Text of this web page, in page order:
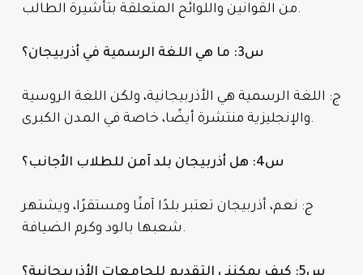
من القوانين واللوائح المتعلقة بتأشيرة الطالب.
س3: ما هي اللغة الرسمية في أذربيجان؟
ج: اللغة الرسمية هي الأذربيجانية، ولكن اللغة الروسية
والإنجليزية منتشرة أيضًا، خاصة في المدن الكبرى.
س4: هل أذربيجان بلد آمن للطلاب الأجانب؟
ج: نعم، أذربيجان تعتبر بلدًا آمنًا ومستقرًا، ويشتهر
شعبها بالود وكرم الضيافة.